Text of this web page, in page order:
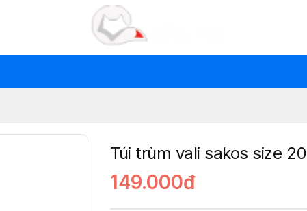
Túi trùm vali sakos size 20
149.000đ